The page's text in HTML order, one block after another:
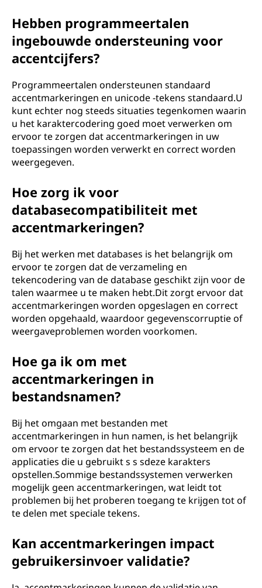
Hebben programmeertalen
ingebouwde ondersteuning voor
accentcijfers?
Programmeertalen ondersteunen standaard
accentmarkeringen en unicode -tekens standaard.U
kunt echter nog steeds situaties tegenkomen waarin
u het karaktercodering goed moet verwerken om
ervoor te zorgen dat accentmarkeringen in uw
toepassingen worden verwerkt en correct worden
weergegeven.
Hoe zorg ik voor
databasecompatibiliteit met
accentmarkeringen?
Bij het werken met databases is het belangrijk om
ervoor te zorgen dat de verzameling en
tekencodering van de database geschikt zijn voor de
talen waarmee u te maken hebt.Dit zorgt ervoor dat
accentmarkeringen worden opgeslagen en correct
worden opgehaald, waardoor gegevenscorruptie of
weergaveproblemen worden voorkomen.
Hoe ga ik om met
accentmarkeringen in
bestandsnamen?
Bij het omgaan met bestanden met
accentmarkeringen in hun namen, is het belangrijk
om ervoor te zorgen dat het bestandssysteem en de
applicaties die u gebruikt s s sdeze karakters
opstellen.Sommige bestandssystemen verwerken
mogelijk geen accentmarkeringen, wat leidt tot
problemen bij het proberen toegang te krijgen tot of
te delen met speciale tekens.
Kan accentmarkeringen impact
gebruikersinvoer validatie?